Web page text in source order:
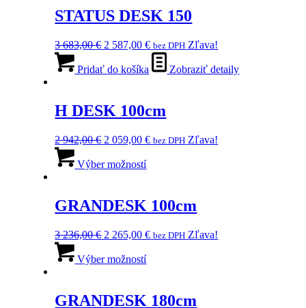
STATUS DESK 150
3 683,00€ Pôvodná
bola:
2 587,00€Aktuálna
cena
je:
bez DPH Zľava!
Pridať do košíka Zobraziť detaily
H DESK 100cm
2 942,00€ Pôvodná
bola:
2 059,00€Aktuálna
bez DPH Zľava!
Výber možnostíprodukt
variantov.
Možnosti
môžete
na
GRANDESK 100cm
3 236,00€ Pôvodná
bola:
2 265,00€Aktuálna
bez DPH Zľava!
Výber možnostíprodukt
variantov.
GRANDESK 180cm